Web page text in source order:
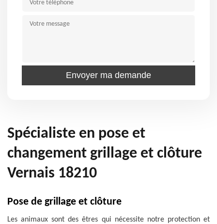
Spécialiste en pose et
changement grillage et clôture
Vernais 18210
Pose de grillage et clôture
Les animaux sont des êtres qui nécessite notre protection et